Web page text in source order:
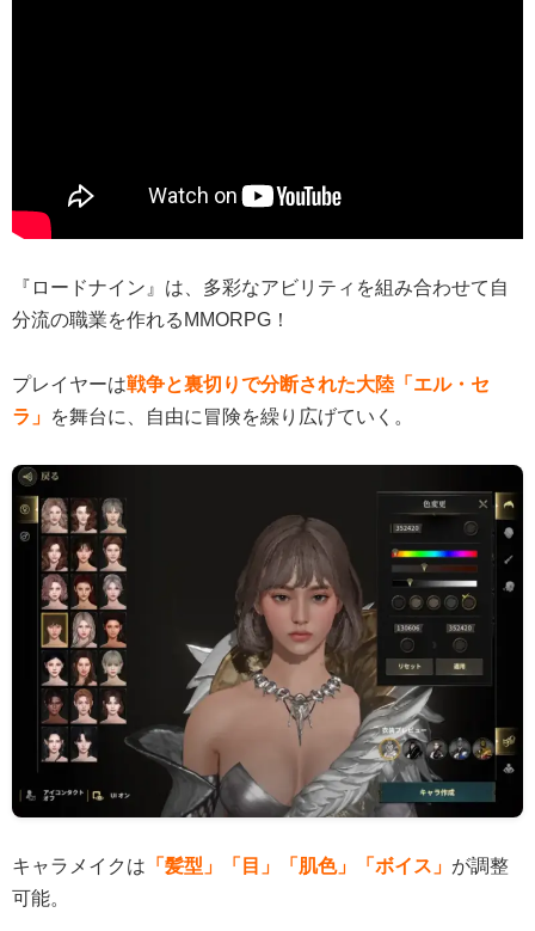
『ロードナイン』は、多彩なアビリティを組み合わせて自
分流の職業を作れるMMORPG！
プレイヤーは戦争と裏切りで分断された大陸「エル・セ
ラ」 を舞台に、自由に冒険を繰り広げていく。
キャラメイクは 「髪型」「目」「肌色」「ボイス」 が調整
可能。